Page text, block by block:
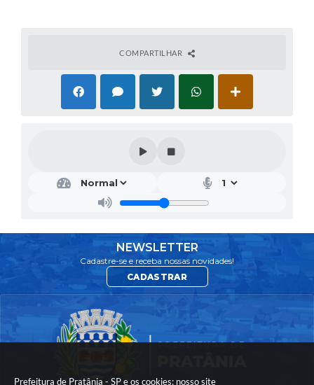
Prefeitura de Pratânia - SP e os cookies: nosso site
COMPARTILHAR
NEWSLETTER
Cadastre-se e receba nossas novidades!
CADASTRAR